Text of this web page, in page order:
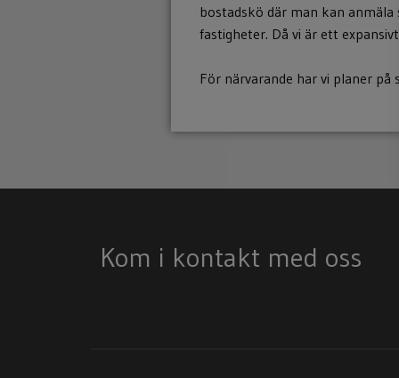
bostadskö där man kan anmäla
fastigheter. Då vi är ett
För närvarande har vi planer
Kom i kontakt med oss